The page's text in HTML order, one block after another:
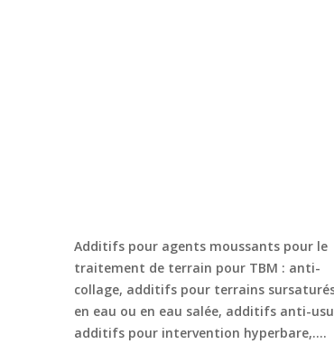
Additifs pour agents moussants pour le
traitement de terrain pour TBM : anti-
collage, additifs pour terrains
en eau ou en eau salée, additifs anti-
additifs pour intervention hyperbare,….